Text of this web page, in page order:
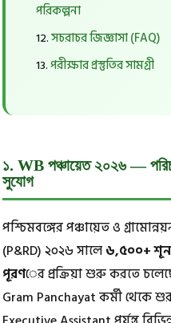
পরিকল্পনা
সচরাচর জিজ্ঞাসা (FAQ)
পরীক্ষার প্রস্তুতির সামগ্রী
১. WB পঞ্চায়েত ২০২৬ —
সুযোগ
পশ্চিমবঙ্গের পঞ্চায়েত ও
(P&RD) ২০২৬ সালে৬,৫০০+
পূরণের প্রক্রিয়া শুরু করতে
Gram Panchayat কর্মী থেকে